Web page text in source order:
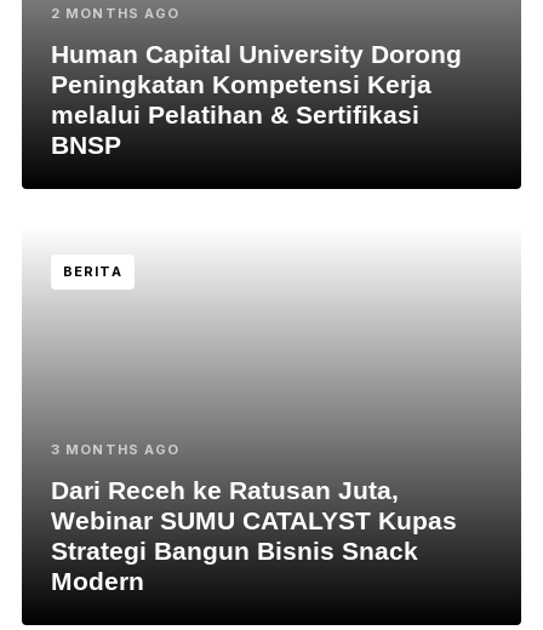
2 MONTHS AGO
Human Capital University Dorong
Peningkatan Kompetensi Kerja
melalui Pelatihan & Sertifikasi
BNSP
BERITA
3 MONTHS AGO
Dari Receh ke Ratusan Juta,
Webinar SUMU CATALYST Kupas
Strategi Bangun Bisnis Snack
Modern